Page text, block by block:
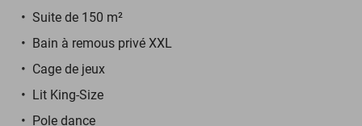
Suite de 150 m²
Bain à remous privé XXL
Cage de jeux
Lit King-Size
Pole dance